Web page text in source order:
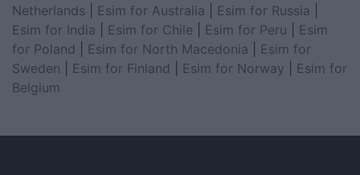
Netherlands
Esim for Australia Esim for Russia
Esim for India
Esim for Chile Esim for Peru
Esim
for Poland
Esim for North Macedonia
Esim for
Sweden
Esim for Finland Esim for Norway
Esim for
Belgium